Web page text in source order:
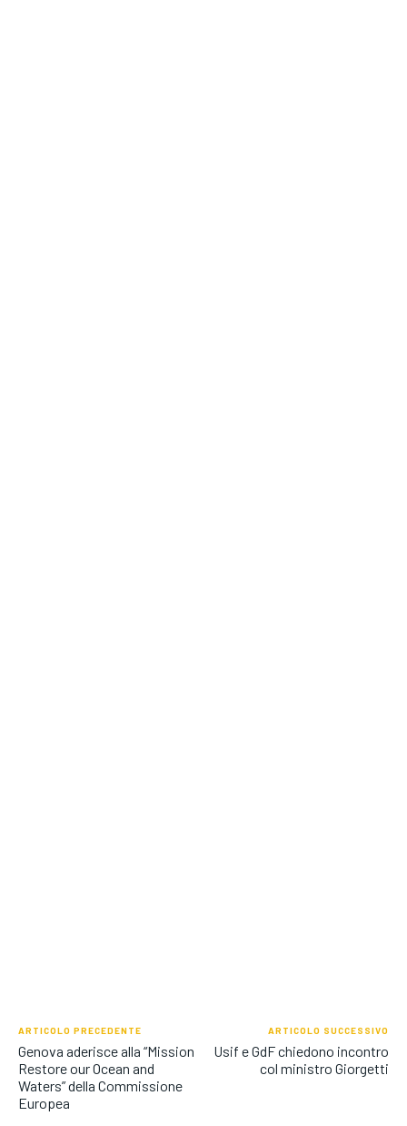
ARTICOLO PRECEDENTE
Genova aderisce alla “Mission
Restore our Ocean and
Waters” della Commissione
Europea
ARTICOLO SUCCESSIVO
Usif e GdF chiedono incontro
col ministro Giorgetti